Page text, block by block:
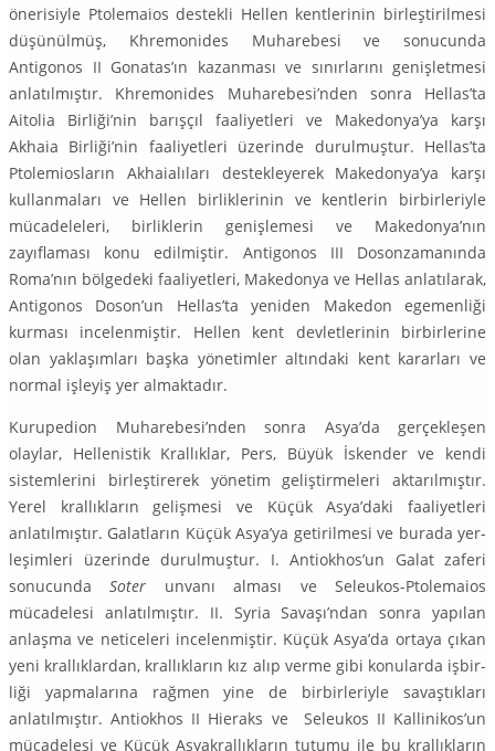
önerisiyle Ptolemaios des­tekli Hellen kentlerinin birleştirilmesi
düşünülmüş, Khremonides Muharebesi ve sonucunda
Antigonos II Gonatas’ın kazanması ve sınırlarını genişletmesi
anlatılmıştır. Khremonides Muharebesi’nden sonra Hellas’ta
Aitolia Bir­liği’nin barışçıl faaliyetleri ve Makedonya’ya karşı
Akhaia Birliği’nin faaliyet­leri üzerinde durulmuştur. Hellas’ta
Ptolemiosların Akhaialıları destekleyerek Makedonya’ya karşı
kullanmaları ve Hellen birliklerinin ve kentlerin birbirle­riyle
mücadeleleri, birliklerin genişlemesi ve Makedonya’nın
zayıflaması konu edilmiştir. Antigonos III Dosonzamanında
Roma’nın bölgedeki faaliyet­leri, Makedonya ve Hellas anlatılarak,
Antigonos Doson’un Hellas’ta yeniden Makedon egemenliği
kurması incelenmiştir. Hellen kent devletlerinin birbir­lerine
olan yaklaşımları başka yönetimler altındaki kent kararları ve
normal işleyiş yer almaktadır.
Kurupedion Muharebesi’nden sonra Asya’da gerçekleşen
olaylar, Helle­nistik Krallıklar, Pers, Büyük İskender ve kendi
sistemlerini birleştirerek yöne­tim geliştirmeleri aktarılmıştır.
Yerel krallıkların gelişmesi ve Küçük Asya’daki faaliyetleri
anlatılmıştır. Galatların Küçük Asya’ya getirilmesi ve burada yer­
leşimleri üzerinde durulmuştur. I. Antiokhos’un Galat zaferi
sonucundaSoter unvanı alması ve Seleukos-Ptolemaios
mücadelesi anlatılmıştır. II. Syria Sa­vaşı’ndan sonra yapılan
anlaşma ve neticeleri incelenmiştir. Küçük Asya’da ortaya çıkan
yeni krallıklardan, krallıkların kız alıp verme gibi konularda işbir­
liği yapmalarına rağmen yine de birbirleriyle savaştıkları
anlatılmıştır. Antiok­hos II Hieraks ve Seleukos II Kallinikos’un
mücadelesi ve Küçük Asyakrallıkla­rın tutumu ile bu krallıkların